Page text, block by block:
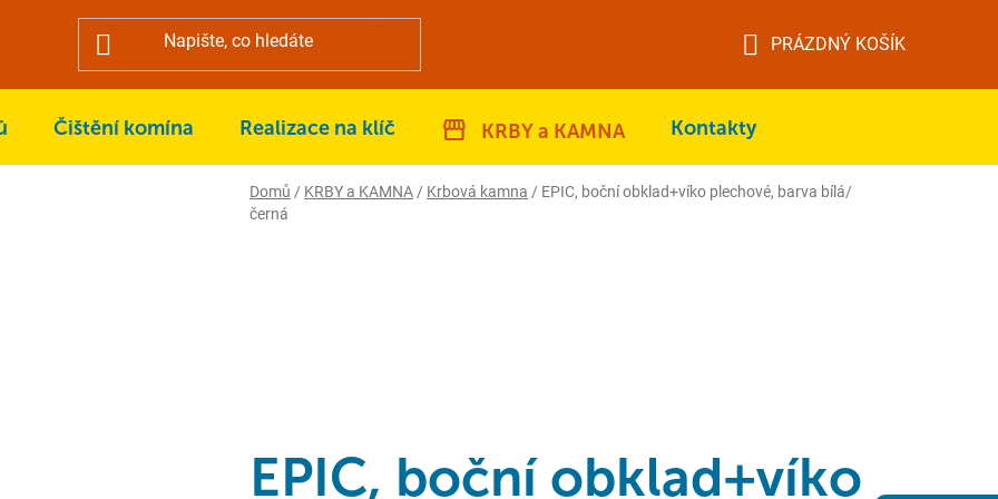
KOŠÍK
PRÁZDNÝ KOŠÍK
Čištění komína Realizace na klíč KRBY a KAMNA Kontakty
Domů / KRBY a KAMNA / Krbová kamna / EPIC, boční obklad+víko plechové, barva bílá/
černá
EPIC, boční obklad+víko